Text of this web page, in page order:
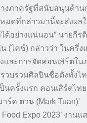
างภาครัฐที่สนับสนุนด้าน
มดที่กล่าวมานี้จะส่งผล
อย่างแน่นอน” นายกีร
ไคซ์) กล่าวว่า ในครึ่ง
และการจัดคอนเสิร์ตใ
รวบรวมศิลปินชื่อดังทั้งไ
ครั้งแรก คอนเสิร์ตไท
ร์ค ตวน (Mark Tuan)’
Expo 2023’ งานแ